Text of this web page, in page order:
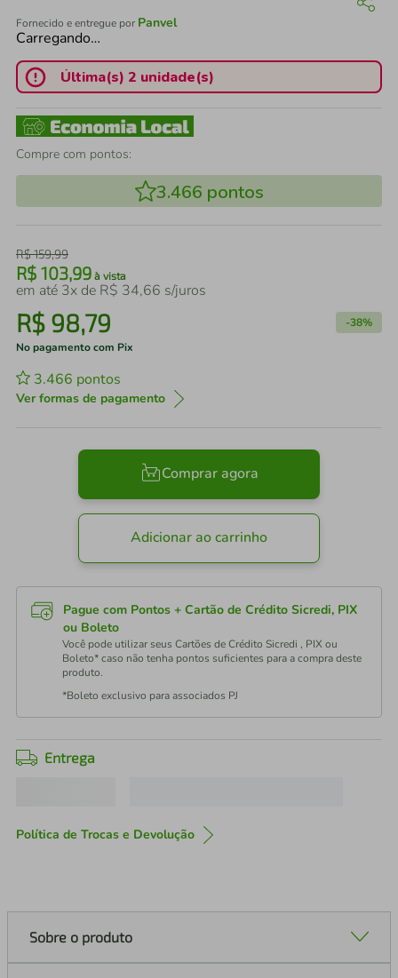
Fornecido e entregue por Panvel
Carregando…
Última(s) 2 unidade(s)
Compre com pontos:
3.466 pontos
R$159,99
R$ 103,99 à vista
em até 3x de R$ 34,66 s/juros
R$ 98,79 -38%
No pagamento com Pix
3.466 pontos
Ver formas de pagamento
Comprar agora
Adicionar ao carrinho
Pague com Pontos + Cartão de Crédito Sicredi, PIX
ou Boleto
Você pode utilizar seus Cartões de Crédito Sicredi , PIX ou
Boleto* caso não tenha pontos suficientes para a compra deste
produto.
*Boleto exclusivo para associados PJ
Entrega
Política de Trocas e Devolução
Sobre o produto